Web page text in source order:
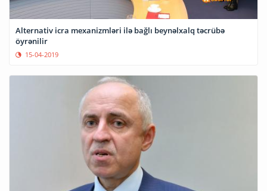
Alternativ icra mexanizmləri ilə bağlı beynəlxalq təcrübə
öyrənilir
15-04-2019